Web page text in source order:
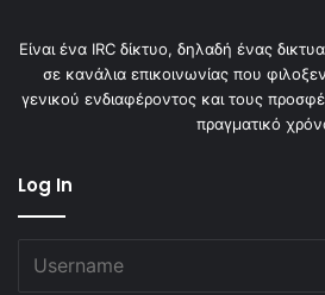
Είναι ένα IRC δίκτυο, δηλαδή ένας
σε κανάλια επικοινωνίας που
γενικού ενδιαφέροντος και τους
πραγματικό
Log In